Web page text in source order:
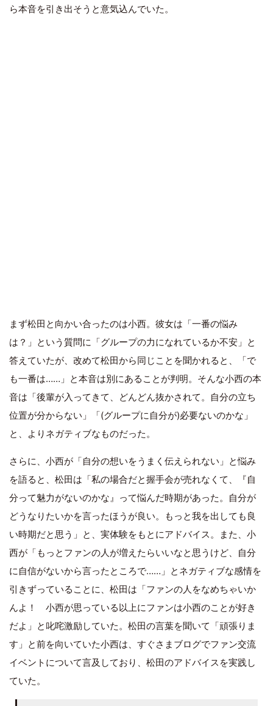
ら本音を引き出そうと意気込んでいた。
まず松田と向かい合ったのは小西。彼女は「一番の悩み
は？」という質問に「グループの力になれているか不安」と
答えていたが、改めて松田から同じことを聞かれると、「で
も一番は……」と本音は別にあることが判明。そんな小西の本
音は「後輩が入ってきて、どんどん抜かされて。自分の立ち
位置が分からない」「(グループに自分が)必要ないのかな」
と、よりネガティブなものだった。
さらに、小西が「自分の想いをうまく伝えられない」と悩み
を語ると、松田は「私の場合だと握手会が売れなくて、『自
分って魅力がないのかな』って悩んだ時期があった。自分が
どうなりたいかを言ったほうが良い。もっと我を出しても良
い時期だと思う」と、実体験をもとにアドバイス。また、小
西が「もっとファンの人が増えたらいいなと思うけど、自分
に自信がないから言ったところで……」とネガティブな感情を
引きずっていることに、松田は「ファンの人をなめちゃいか
んよ！ 小西が思っている以上にファンは小西のことが好き
だよ」と叱咤激励していた。松田の言葉を聞いて「頑張りま
す」と前を向いていた小西は、すぐさまブログでファン交流
イベントについて言及しており、松田のアドバイスを実践し
ていた。